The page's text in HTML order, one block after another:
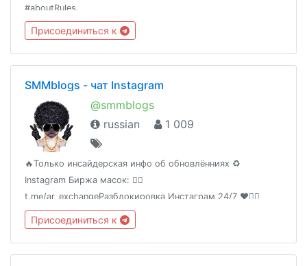
#aboutRules.
Присоединиться к
SMMblogs - чат Instagram
@smmblogs
russian
1 009
🔥Только инсайдерская инфо об обновлённиях ♻️
Instagram Биржа масок: 👉🏻
t.me/ar_exchangeРазблокировка Инстаграм 24/7 ♥️👉🏻
https://rqinst.comБот для поиска рекламодателей и ВП➡️
@Buddy_the_botКупить маски:
https://gumroad.com/elcorosso
Присоединиться к